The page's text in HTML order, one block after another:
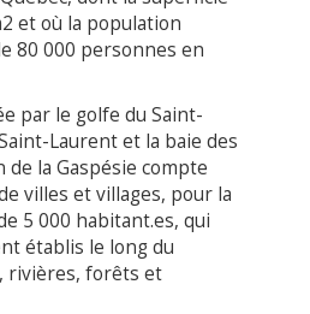
et où la population
80 000 personnes en
par le golfe du Saint-
Laurent et la baie des
de la Gaspésie compte
villes et villages, pour la
5 000 habitant.es, qui
établis le long du
rivières, forêts et